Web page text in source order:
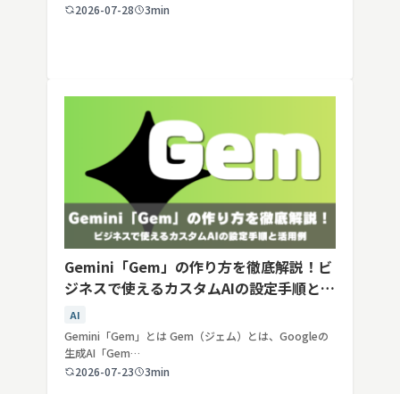
2026-07-28
3min
Gemini「Gem」の作り方を徹底解説！ビ
ジネスで使えるカスタムAIの設定手順と活
用例
AI
Gemini「Gem」とは Gem（ジェム）とは、Googleの
生成AI「Gem…
2026-07-23
3min